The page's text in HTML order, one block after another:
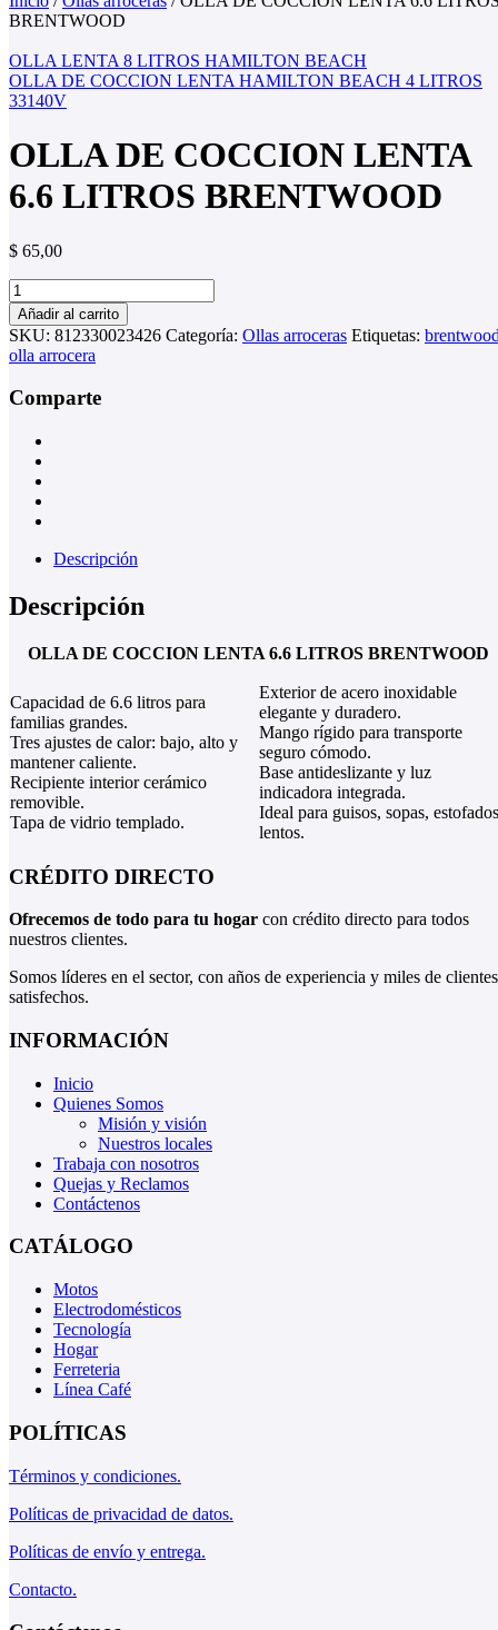
BRENTWOOD
OLLA LENTA 8 LITROS HAMILTON BEACH
OLLA DE COCCION LENTA HAMILTON BEACH 4 LITROS
33140V
OLLA DE COCCION LENTA
6.6 LITROS BRENTWOOD
$ 65,00
OLLA
DE
COCCION
LENTA
6.6
LITROS
BRENTWOOD
Añadir al carrito
SKU: 812330023426 Categoría: Ollas arroceras Etiquetas:
olla arrocera
Comparte
Descripción
Descripción
OLLA DE COCCION LENTA 6.6 LITROS BRENTWOOD
Capacidad de 6.6 litros para
familias grandes.
Tres ajustes de calor: bajo, alto y
mantener caliente.
Recipiente interior cerámico
removible.
Tapa de vidrio templado.
Exterior de acero inoxidable
elegante y duradero.
Mango rígido para transporte
seguro cómodo.
Base antideslizante y luz
indicadora integrada.
Ideal para guisos, sopas, estofados
lentos.
CRÉDITO DIRECTO
Ofrecemos de todo para tu hogar con crédito directo para todos
nuestros clientes.
Somos líderes en el sector, con años de experiencia y miles de clientes
satisfechos.
INFORMACIÓN
Inicio
Quienes Somos
Misión y visión
Nuestros locales
Trabaja con nosotros
Quejas y Reclamos
Contáctenos
CATÁLOGO
Motos
Electrodomésticos
Tecnología
Hogar
Ferreteria
Línea Café
POLÍTICAS
Términos y condiciones.
Políticas de privacidad de datos.
Políticas de envío y entrega.
Contacto.